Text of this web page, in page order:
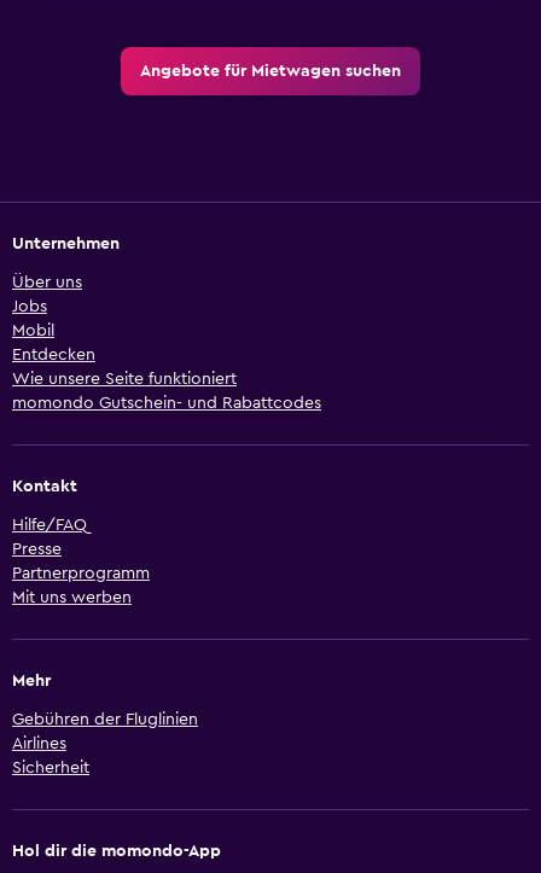
Angebote für Mietwagen suchen
Unternehmen
Über uns
Jobs
Mobil
Entdecken
Wie unsere Seite funktioniert
momondo Gutschein- und Rabattcodes
Kontakt
Hilfe/FAQ
Presse
Partnerprogramm
Mit uns werben
Mehr
Gebühren der Fluglinien
Airlines
Sicherheit
Hol dir die momondo-App